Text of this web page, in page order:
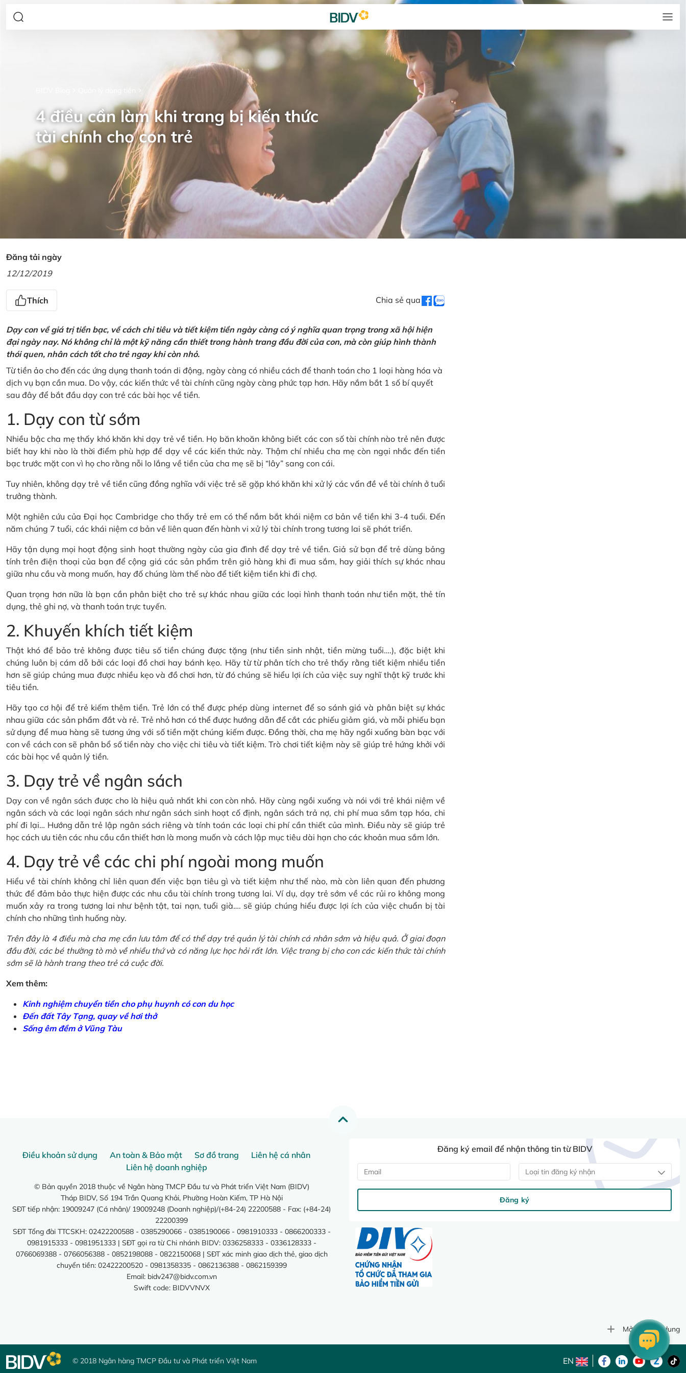
4 điều cần làm khi trang bị kiến thức
tài chính cho con trẻ
Đăng tải ngày
12/12/2019
Thích Chia sẻ qua
Dạy con về giá trị tiền bạc, về cách chi tiêu và tiết kiệm tiền ngày càng có ý nghĩa quan trọng trong xã hội hiện
đại ngày nay. Nó không chỉ là một kỹ năng cần thiết trong hành trang đầu đời của con, mà còn giúp hình thành
thói quen, nhân cách tốt cho trẻ ngay khi còn nhỏ.
Từ tiền ảo cho đến các ứng dụng thanh toán di động, ngày càng có nhiều cách để thanh toán cho 1 loại hàng hóa và
dịch vụ bạn cần mua. Do vậy, các kiến thức về tài chính cũng ngày càng phức tạp hơn. Hãy nắm bắt 1 số bí quyết
sau đây để bắt đầu dạy con trẻ các bài học về tiền.
1. Dạy con từ sớm
Nhiều bậc cha mẹ thấy khó khăn khi dạy trẻ về tiền. Họ băn khoăn không biết các con số tài chính nào trẻ nên được
biết hay khi nào là thời điểm phù hợp để dạy về các kiến thức này. Thậm chí nhiều cha mẹ còn ngại nhắc đến tiền
bạc trước mặt con vì họ cho rằng nỗi lo lắng về tiền của cha mẹ sẽ bị “lây” sang con cái.
Tuy nhiên, không dạy trẻ về tiền cũng đồng nghĩa với việc trẻ sẽ gặp khó khăn khi xử lý các vấn đề về tài chính ở tuổi
trưởng thành.
Một nghiên cứu của Đại học Cambridge cho thấy trẻ em có thể nắm bắt khái niệm cơ bản về tiền khi 3-4 tuổi. Đến
năm chúng 7 tuổi, các khái niệm cơ bản về liên quan đến hành vi xử lý tài chính trong tương lai sẽ phát triển.
Hãy tận dụng mọi hoạt động sinh hoạt thường ngày của gia đình để dạy trẻ về tiền. Giả sử bạn để trẻ dùng bảng
tính trên điện thoại của bạn để cộng giá các sản phẩm trên giỏ hàng khi đi mua sắm, hay giải thích sự khác nhau
giữa nhu cầu và mong muốn, hay đố chúng làm thế nào để tiết kiệm tiền khi đi chợ.
Quan trọng hơn nữa là bạn cần phân biệt cho trẻ sự khác nhau giữa các loại hình thanh toán như tiền mặt, thẻ tín
dụng, thẻ ghi nợ, và thanh toán trực tuyến.
2. Khuyến khích tiết kiệm
Thật khó để bảo trẻ không được tiêu số tiền chúng được tặng (như tiền sinh nhật, tiền mừng tuổi….), đặc biệt khi
chúng luôn bị cám dỗ bởi các loại đồ chơi hay bánh kẹo. Hãy từ từ phân tích cho trẻ thấy rằng tiết kiệm nhiều tiền
hơn sẽ giúp chúng mua được nhiều kẹo và đồ chơi hơn, từ đó chúng sẽ hiểu lợi ích của việc suy nghĩ thật kỹ trước khi
tiêu tiền.
Hãy tạo cơ hội để trẻ kiếm thêm tiền. Trẻ lớn có thể được phép dùng internet để so sánh giá và phân biệt sự khác
nhau giữa các sản phẩm đắt và rẻ. Trẻ nhỏ hơn có thể được hướng dẫn để cắt các phiếu giảm giá, và mỗi phiếu bạn
sử dụng để mua hàng sẽ tương ứng với số tiền mặt chúng kiếm được. Đồng thời, cha mẹ hãy ngồi xuống bàn bạc với
con về cách con sẽ phân bổ số tiền này cho việc chi tiêu và tiết kiệm. Trò chơi tiết kiệm này sẽ giúp trẻ hứng khởi với
các bài học về quản lý tiền.
3. Dạy trẻ về ngân sách
Dạy con về ngân sách được cho là hiệu quả nhất khi con còn nhỏ. Hãy cùng ngồi xuống và nói với trẻ khái niệm về
ngân sách và các loại ngân sách như ngân sách sinh hoạt cố định, ngân sách trả nợ, chi phí mua sắm tạp hóa, chi
phí đi lại… Hướng dẫn trẻ lập ngân sách riêng và tính toán các loại chi phí cần thiết của mình. Điều này sẽ giúp trẻ
học cách ưu tiên các nhu cầu cần thiết hơn là mong muốn và cách lập mục tiêu dài hạn cho các khoản mua sắm lớn.
4. Dạy trẻ về các chi phí ngoài mong muốn
Hiểu về tài chính không chỉ liên quan đến việc bạn tiêu gì và tiết kiệm như thế nào, mà còn liên quan đến phương
thức để đảm bảo thực hiện được các nhu cầu tài chính trong tương lai. Ví dụ, dạy trẻ sớm về các rủi ro không mong
muốn xảy ra trong tương lai như bệnh tật, tai nạn, tuổi già…. sẽ giúp chúng hiểu được lợi ích của việc chuẩn bị tài
chính cho những tình huống này.
Trên đây là 4 điều mà cha mẹ cần lưu tâm để có thể dạy trẻ quản lý tài chính cá nhân sớm và hiệu quả. Ở giai đoạn
đầu đời, các bé thường tò mò về nhiều thứ và có năng lực học hỏi rất lớn. Việc trang bị cho con các kiến thức tài chính
sớm sẽ là hành trang theo trẻ cả cuộc đời.
Xem thêm:
Kinh nghiệm chuyển tiền cho phụ huynh có con du học
Đến đất Tây Tạng, quay về hơi thở
Sống êm đềm ở Vũng Tàu
Điều khoản sử dụng An toàn & Bảo mật Sơ đồ trang
Liên hệ cá nhân
Liên hệ doanh nghiệp
© Bản quyền 2018 thuộc về Ngân hàng TMCP Đầu tư và Phát triển Việt Nam (BIDV)
Tháp BIDV, Số 194 Trần Quang Khải, Phường Hoàn Kiếm, TP Hà Nội
SĐT tiếp nhận: 19009247 (Cá nhân)/ 19009248 (Doanh nghiệp)/(+84-24) 22200588 - Fax: (+84-24)
22200399
SĐT Tổng đài TTCSKH: 02422200588 - 0385290066 - 0385190066 - 0981910333 - 0866200333 -
0981915333 - 0981951333 | SĐT gọi ra từ Chi nhánh BIDV: 0336258333 - 0336128333 -
0766069388 - 0766056388 - 0852198088 - 0822150068 | SĐT xác minh giao dịch thẻ, giao dịch
chuyển tiền: 02422200520 - 0981358335 - 0862136388 - 0862159399
Email: bidv247@bidv.com.vn
Swift code: BIDVVNVX
Đăng ký email để nhận thông tin từ BIDV
Loại tin đăng ký nhận
Đăng ký
Mở rộng nội dung
© 2018 Ngân hàng TMCP Đầu tư và Phát triển Việt Nam EN